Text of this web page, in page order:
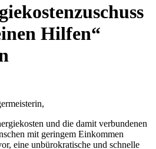
Hilfen“
und die damit verbundenen
mit geringem Einkommen
eine unbürokratische und schnelle